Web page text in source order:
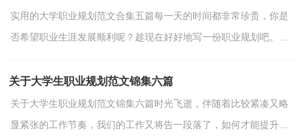
实用的大学职业规划范文合集五篇每一天的时间都非常珍贵，你是
否希望职业生涯发展顺利呢？趁现在好好地写一份职业规划吧。职
关于大学生职业规划范文锦集六篇
关于大学生职业规划范文锦集六篇时光飞逝，伴随着比较紧凑又略
显紧张的工作节奏，我们的工作又将告一段落了，如何才能提升自